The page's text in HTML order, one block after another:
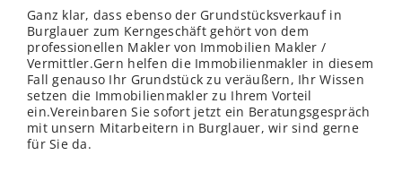
Ganz klar, dass ebenso der Grundstücksverkauf in
Burglauer zum Kerngeschäft gehört von dem
professionellen Makler von Immobilien Makler /
Vermittler.Gern helfen die Immobilienmakler in diesem
Fall genauso Ihr Grundstück zu veräußern, Ihr Wissen
setzen die Immobilienmakler zu Ihrem Vorteil
ein.Vereinbaren Sie sofort jetzt ein Beratungsgespräch
mit unsern Mitarbeitern in Burglauer, wir sind gerne
für Sie da.